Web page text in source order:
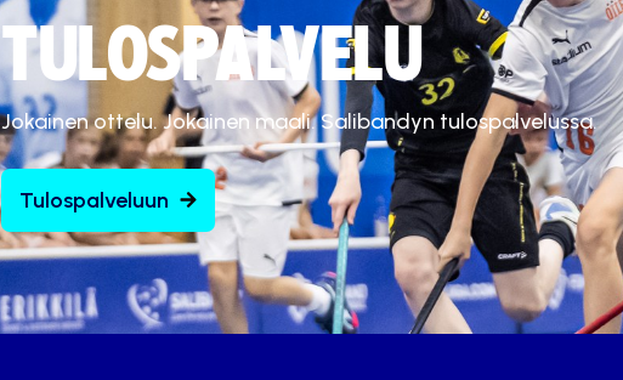
TULOSPALVELU
Jokainen ottelu. Jokainen maali. Salibandyn tulospalvelussa.
Tulospalveluun